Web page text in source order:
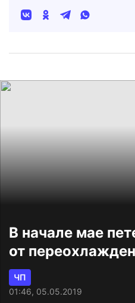
В начале мае
от
ЧП
01:46, 05.05.2019